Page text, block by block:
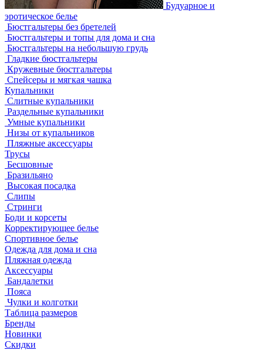
Будуарное и
эротическое белье
Бюстгальтеры без бретелей
Бюстгальтеры и топы для дома и сна
Бюстгальтеры на небольшую грудь
Гладкие бюстгальтеры
Кружевные бюстгальтеры
Спейсеры и мягкая чашка
Купальники
Слитные купальники
Раздельные купальники
Умные купальники
Низы от купальников
Пляжные аксессуары
Трусы
Бесшовные
Бразильяно
Высокая посадка
Слипы
Стринги
Боди и корсеты
Корректирующее белье
Спортивное белье
Одежда для дома и сна
Пляжная одежда
Аксессуары
Бандалетки
Пояса
Чулки и колготки
Таблица размеров
Бренды
Новинки
Скидки